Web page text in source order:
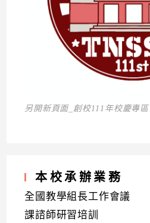
另開新頁面_創校111年校慶專區
本校承辦業務
全國教學組長工作會議
課諮師研習培訓